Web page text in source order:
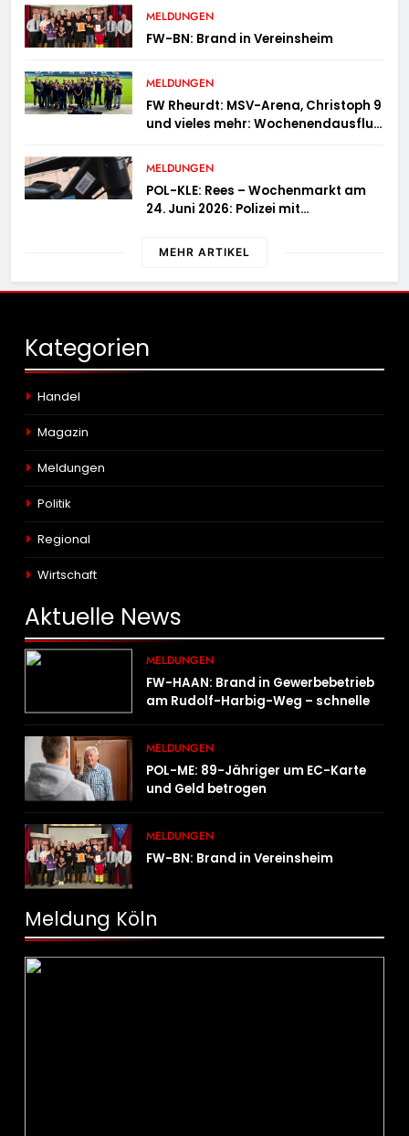
MELDUNGEN
FW-BN: Brand in Vereinsheim
MELDUNGEN
FW Rheurdt: MSV-Arena, Christoph 9
und vieles mehr: Wochenendausflug
MELDUNGEN
POL-KLE: Rees – Wochenmarkt am
24. Juni 2026: Polizei mit
Fahrradcodierung möglich
MEHR ARTIKEL
Kategorien
Handel
Magazin
Meldungen
Politik
Regional
Wirtschaft
Aktuelle News
MELDUNGEN
FW-HAAN: Brand in Gewerbebetrieb
am Rudolf-Harbig-Weg – schnelle
MELDUNGEN
POL-ME: 89-Jähriger um EC-Karte
und Geld betrogen
MELDUNGEN
FW-BN: Brand in Vereinsheim
Meldung Köln